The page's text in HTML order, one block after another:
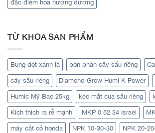
đặc điểm hoa hướng dương
TỪ KHÓA SẢN PHẨM
Bung đọt xanh lá bón phân cây sầu riêng
cây sầu riêng Diamond Grow Humi K Power
Humic Mỹ Bao 25kg kéo mắt cua sầu riêng
Kích thích ra rễ mạnh MKP 0 52 34 Israel
máy cắt cỏ honda NPK 10-30-30 NPK 20-